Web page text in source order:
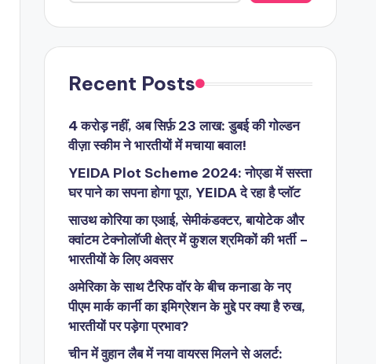
Recent Posts
4 करोड़ नहीं, अब सिर्फ़ 23 लाख: डुबई की गोल्डन
वीज़ा स्कीम ने भारतीयों में मचाया बवाल!
YEIDA Plot Scheme 2024: नोएडा में सस्ता
घर पाने का सपना होगा पूरा, YEIDA दे रहा है प्लॉट
साउथ कोरिया का एआई, सेमीकंडक्टर, बायोटेक और
क्वांटम टेक्नोलॉजी क्षेत्र में कुशल श्रमिकों की भर्ती –
भारतीयों के लिए अवसर
अमेरिका के साथ टैरिफ वॉर के बीच कनाडा के नए
पीएम मार्क कार्नी का इमिग्रेशन के मुद्दे पर क्या है रुख,
भारतीयों पर पड़ेगा प्रभाव?
चीन में वुहान लैब में नया वायरस मिलने से अलर्ट: